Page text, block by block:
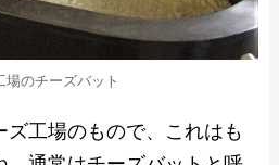
場のチーズバット
ズ工場のもので、これはも